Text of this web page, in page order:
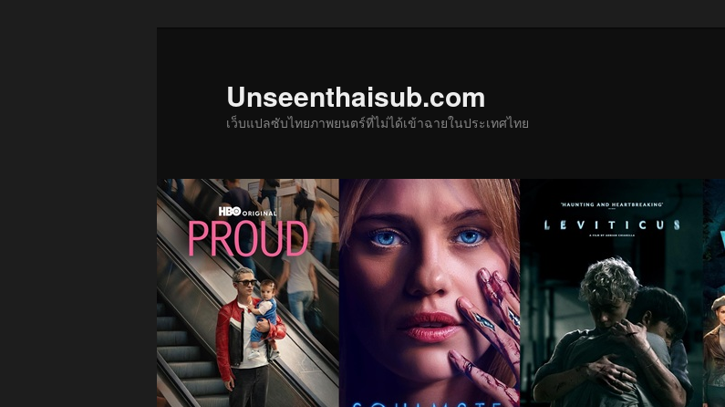
Unseenthaisub.com
เว็บแปลซับไทยภาพยนตร์ที่ไม่ได้เข้าฉายในประเทศไทย